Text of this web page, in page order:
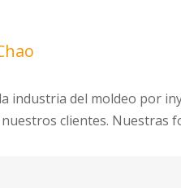
industria del moldeo por
clientes. Nuestras